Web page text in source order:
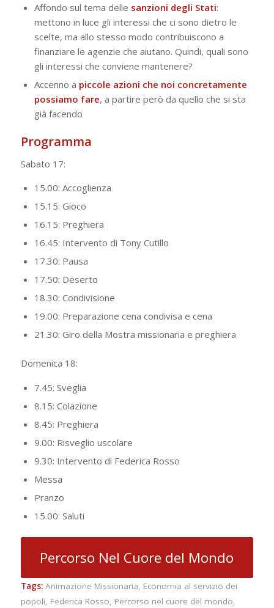
Affondo sul tema delle sanzioni degli Stati:
mettono in luce gli interessi che ci sono dietro le
scelte, ma allo stesso modo contribuiscono a
finanziare le agenzie che aiutano. Quindi, quali sono
gli interessi che conviene mantenere?
Accenno a piccole azioni che noi concretamente
possiamo fare, a partire però da quello che si sta
già facendo
Programma
Sabato 17:
15.00: Accoglienza
15.15: Gioco
16.15: Preghiera
16.45: Intervento di Tony Cutillo
17.30: Pausa
17.50: Deserto
18.30: Condivisione
19.00: Preparazione cena condivisa e cena
21.30: Giro della Mostra missionaria e preghiera
Domenica 18:
7.45: Sveglia
8.15: Colazione
8.45: Preghiera
9.00: Risveglio uscolare
9.30: Intervento di Federica Rosso
Messa
Pranzo
15.00: Saluti
Percorso Nel Cuore del Mondo
Tags: Animazione Missionaria, Economia al servizio dei
popoli, Federica Rosso, Percorso nel cuore del mondo,